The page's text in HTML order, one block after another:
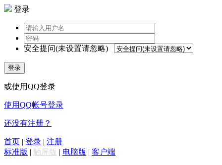
登录
安全提问(未设置请忽略)
登录
或使用QQ登录
使用QQ帐号登录
还没有注册？
首页 | 登录 | 注册
标准版 | 触屏版 | 电脑版 | 客户端